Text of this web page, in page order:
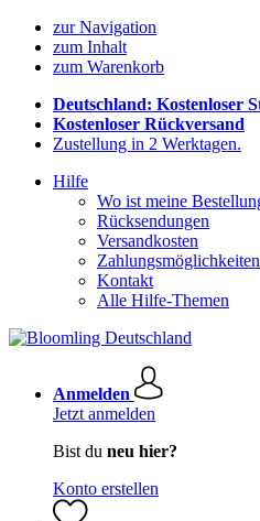
zur Navigation
zum Inhalt
zum Warenkorb
Deutschland: Kostenloser
Kostenloser Rückversand
Zustellung in 2 Werktagen.
Hilfe
Wo ist meine
Rücksendungen
Versandkosten
Zahlungsmöglichkeiten
Kontakt
Alle Hilfe-Themen
Anmelden
Jetzt anmelden
Bist du neu hier?
Konto erstellen